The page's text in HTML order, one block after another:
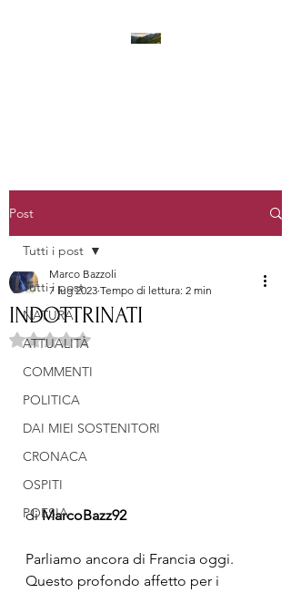
Post
Tutti i post
NATURA
ATTUALITÀ
COMMENTI
POLITICA
DAI MIEI SOSTENITORI
CRONACA
OSPITI
POESIA
Tutti i post
INDOTTRINATI
Marco Bazzoli
7 lug 2023 Tempo di lettura: 2 min
Valutazione NaN stelle su 5.
di MarcoBazz92
Parliamo ancora di Francia oggi.
Questo profondo affetto per i